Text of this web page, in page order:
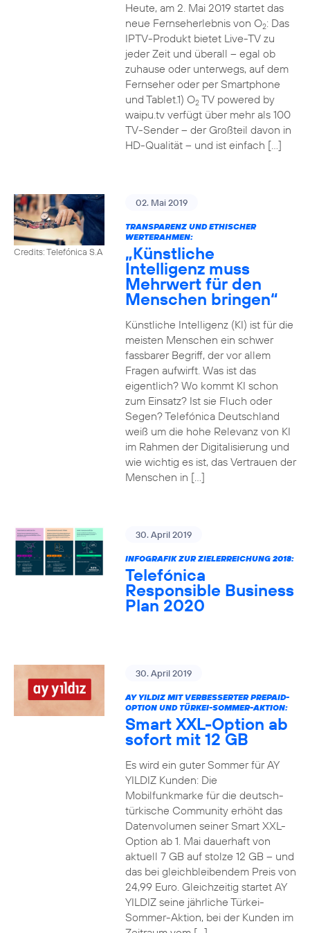
Heute, am 2. Mai 2019 startet das
neue Fernseherlebnis von O2: Das
IPTV-Produkt bietet Live-TV zu
jeder Zeit und überall – egal ob
zuhause oder unterwegs, auf dem
Fernseher oder per Smartphone
und Tablet.1) O2TV powered by
waipu.tv verfügt über mehr als 100
TV-Sender – der Großteil davon in
HD-Qualität – und ist einfach […]
Credits: Telefónica S.A
02. Mai 2019
TRANSPARENZ UND ETHISCHER
WERTERAHMEN:
„Künstliche
Intelligenz muss
Mehrwert für den
Menschen bringen“
Künstliche Intelligenz (KI) ist für die
meisten Menschen ein schwer
fassbarer Begriff, der vor allem
Fragen aufwirft. Was ist das
eigentlich? Wo kommt KI schon
zum Einsatz? Ist sie Fluch oder
Segen? Telefónica Deutschland
weiß um die hohe Relevanz von KI
im Rahmen der Digitalisierung und
wie wichtig es ist, das Vertrauen der
Menschen in […]
30. April 2019
INFOGRAFIK ZUR ZIELERREICHUNG 2018:
Telefónica
Responsible Business
Plan 2020
30. April 2019
AY YILDIZ MIT VERBESSERTER PREPAID-
OPTION UND TÜRKEI-SOMMER-AKTION:
Smart XXL-Option ab
sofort mit 12 GB
Es wird ein guter Sommer für AY
YILDIZ Kunden: Die
Mobilfunkmarke für die deutsch-
türkische Community erhöht das
Datenvolumen seiner Smart XXL-
Option ab 1. Mai dauerhaft von
aktuell 7 GB auf stolze 12 GB – und
das bei gleichbleibendem Preis von
24,99 Euro. Gleichzeitig startet AY
YILDIZ seine jährliche Türkei-
Sommer-Aktion, bei der Kunden im